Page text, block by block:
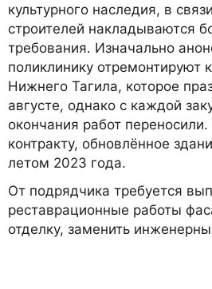
культурного наследия, в
строителей накладываются
требования. Изначально
поликлинику отремонтируют
Нижнего Тагила, которое
августе, однако с каждой
окончания работ переносили.
контракту, обновлённое
летом 2023 года.
От подрядчика требуется
реставрационные работы
отделку, заменить